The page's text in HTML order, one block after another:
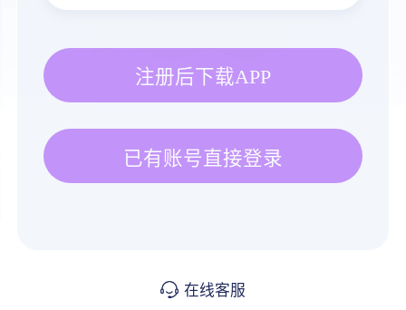
注册后下载APP
已有账号直接登录
在线客服